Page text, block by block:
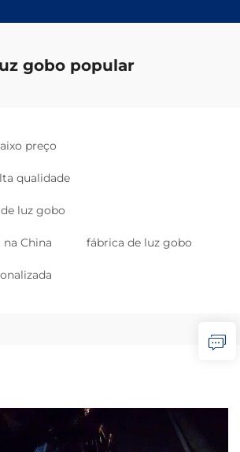
gobo popular
preço
qualidade
luz gobo
China fábrica de luz gobo